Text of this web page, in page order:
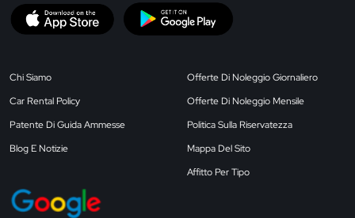
Chi Siamo
Car Rental Policy
Patente Di Guida Ammesse
Blog E Notizie
Offerte Di Noleggio Giornaliero
Offerte Di Noleggio Mensile
Politica Sulla Riservatezza
Mappa Del Sito
Affitto Per Tipo